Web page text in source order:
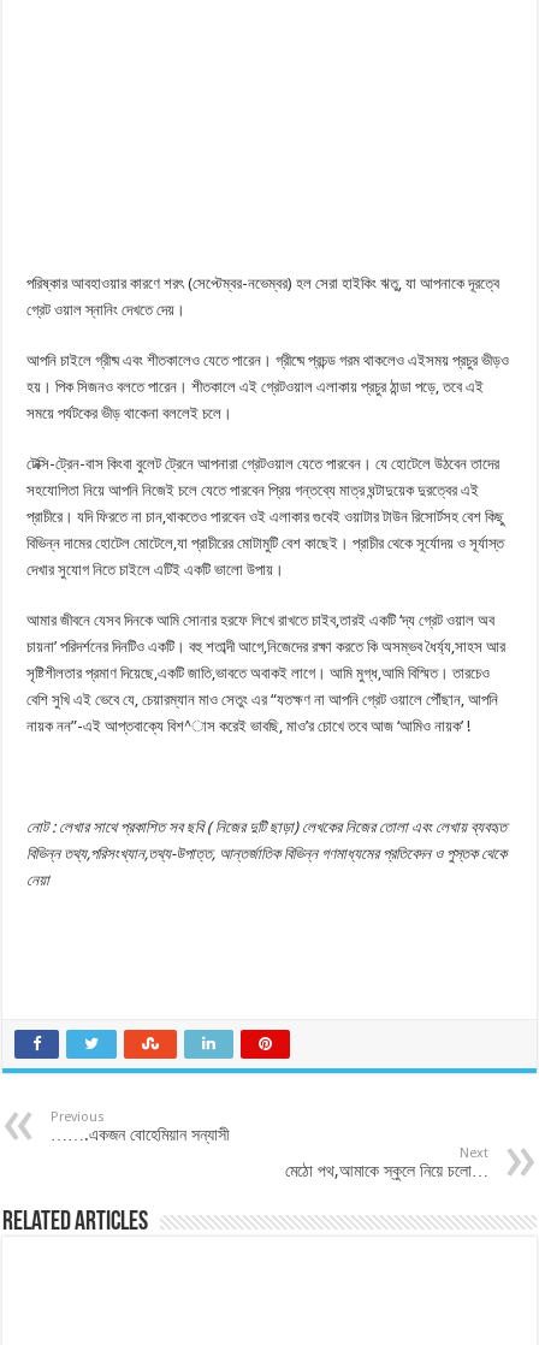
পরিষ্কার আবহাওয়ার কারণে শরৎ (সেপ্টেম্বর-নভেম্বর) হল সেরা হাইকিং ঋতু, যা আপনাকে দূরত্বে
গ্রেট ওয়াল স্নানিং দেখতে দেয়।
আপনি চাইলে গ্রীষ্ম এবং শীতকালেও যেতে পারেন। গ্রীষ্মে প্রচন্ড গরম থাকলেও এইসময় প্রচুর ভীড়ও
হয়। পিক সিজনও বলতে পারেন। শীতকালে এই গ্রেটওয়াল এলাকায় প্রচুর ঠান্ডা পড়ে, তবে এই
সময়ে পর্যটকের ভীড় থাকেনা বললেই চলে।
টেক্সি-ট্রেন-বাস কিংবা বুলেট ট্রেনে আপনারা গ্রেটওয়াল যেতে পারবেন। যে হোটেলে উঠবেন তাদের
সহযোগিতা নিয়ে আপনি নিজেই চলে যেতে পারবেন প্রিয় গন্তব্যে মাত্র ঘন্টাদুয়েক দুরত্বের এই
প্রাচীরে। যদি ফিরতে না চান,থাকতেও পারবেন ওই এলাকার গুবেই ওয়াটার টাউন রিসোর্টসহ বেশ কিছু
বিভিন্ন দামের হোটেল মোটেলে,যা প্রাচীরের মোটামুটি বেশ কাছেই। প্রাচীর থেকে সূর্যোদয় ও সূর্যাস্ত
দেখার সুযোগ নিতে চাইলে এটিই একটি ভালো উপায়।
আমার জীবনে যেসব দিনকে আমি সোনার হরফে লিখে রাখতে চাইব,তারই একটি ‘দ্য গ্রেট ওয়াল অব
চায়না’ পরিদর্শনের দিনটিও একটি। বহু শতাব্দী আগে,নিজেদের রক্ষা করতে কি অসম্ভব ধৈর্য্য,সাহস আর
সৃষ্টিশীলতার প্রমাণ দিয়েছে,একটি জাতি,ভাবতে অবাকই লাগে। আমি মুগ্ধ,আমি বিস্মিত। তারচেও
বেশি সুখি এই ভেবে যে, চেয়ারম্যান মাও সেতুং এর “যতক্ষণ না আপনি গ্রেট ওয়ালে পৌঁছান, আপনি
নায়ক নন”-এই আপ্তবাক্যে বিশ^াস করেই ভাবছি, মাও’র চোখে তবে আজ ‘আমিও নায়ক’ !
নোট : লেখার সাথে প্রকাশিত সব ছবি ( নিজের দুটি ছাড়া) লেখকের নিজের তোলা এবং লেখায় ব্যবহৃত
বিভিন্ন তথ্য,পরিসংখ্যান,তথ্য-উপাত্ত, আন্তর্জাতিক বিভিন্ন গণমাধ্যমের প্রতিবেদন ও পুস্তক থেকে
নেয়া
Previous
…….একজন বোহেমিয়ান সন্যাসী
Next
মেঠো পথ,আমাকে স্কুলে নিয়ে চলো…
Related Articles